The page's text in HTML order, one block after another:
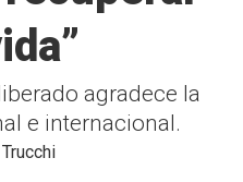
agradece la
e internacional.